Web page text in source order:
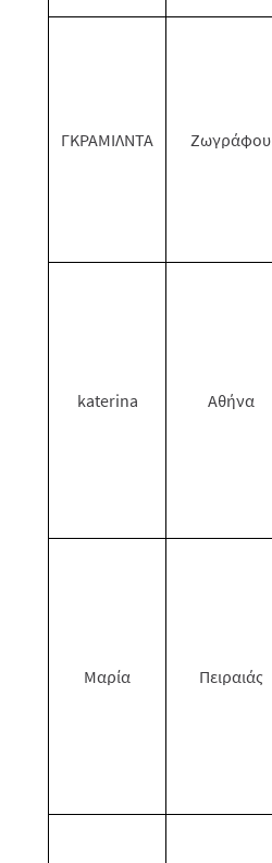
ΓΚΡΑΜΙΛΝΤΑ Ζωγράφου
katerina Αθήνα
Μαρία Πειραιάς